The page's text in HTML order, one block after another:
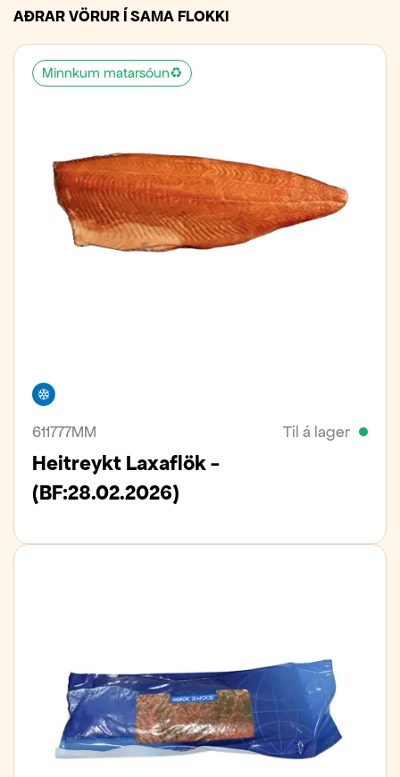
AÐRAR VÖRUR Í SAMA FLOKKI
Minnkum matarsóun♻️
611777MM Til á lager
Heitreykt Laxaflök -
(BF:28.02.2026)